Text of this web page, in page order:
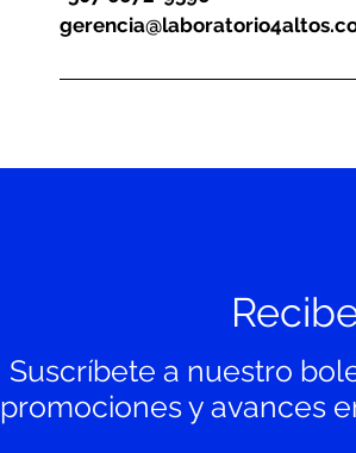
Suscríbete a nuestro
promociones y avances